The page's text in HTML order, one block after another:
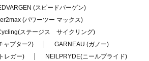
(スピードバーゲン)
(パワーツー マックス)
ステージス サイクリング)
ャプター2)
GARNEAU (ガノー)
レガー)
NEILPRYDE(ニールプライド)